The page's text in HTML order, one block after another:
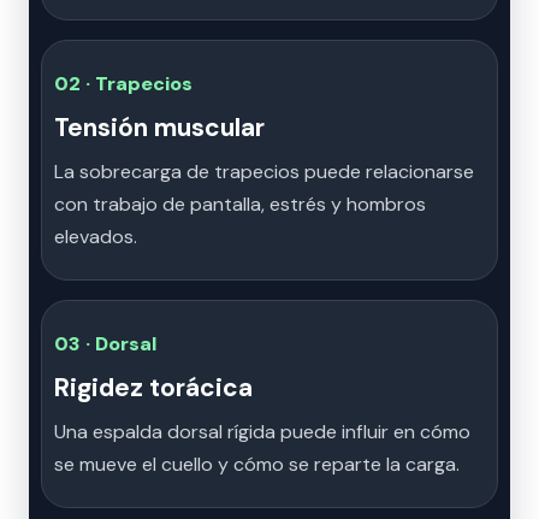
02 · Trapecios
Tensión muscular
La sobrecarga de trapecios puede relacionarse
con trabajo de pantalla, estrés y hombros
elevados.
03 · Dorsal
Rigidez torácica
Una espalda dorsal rígida puede influir en cómo
se mueve el cuello y cómo se reparte la carga.